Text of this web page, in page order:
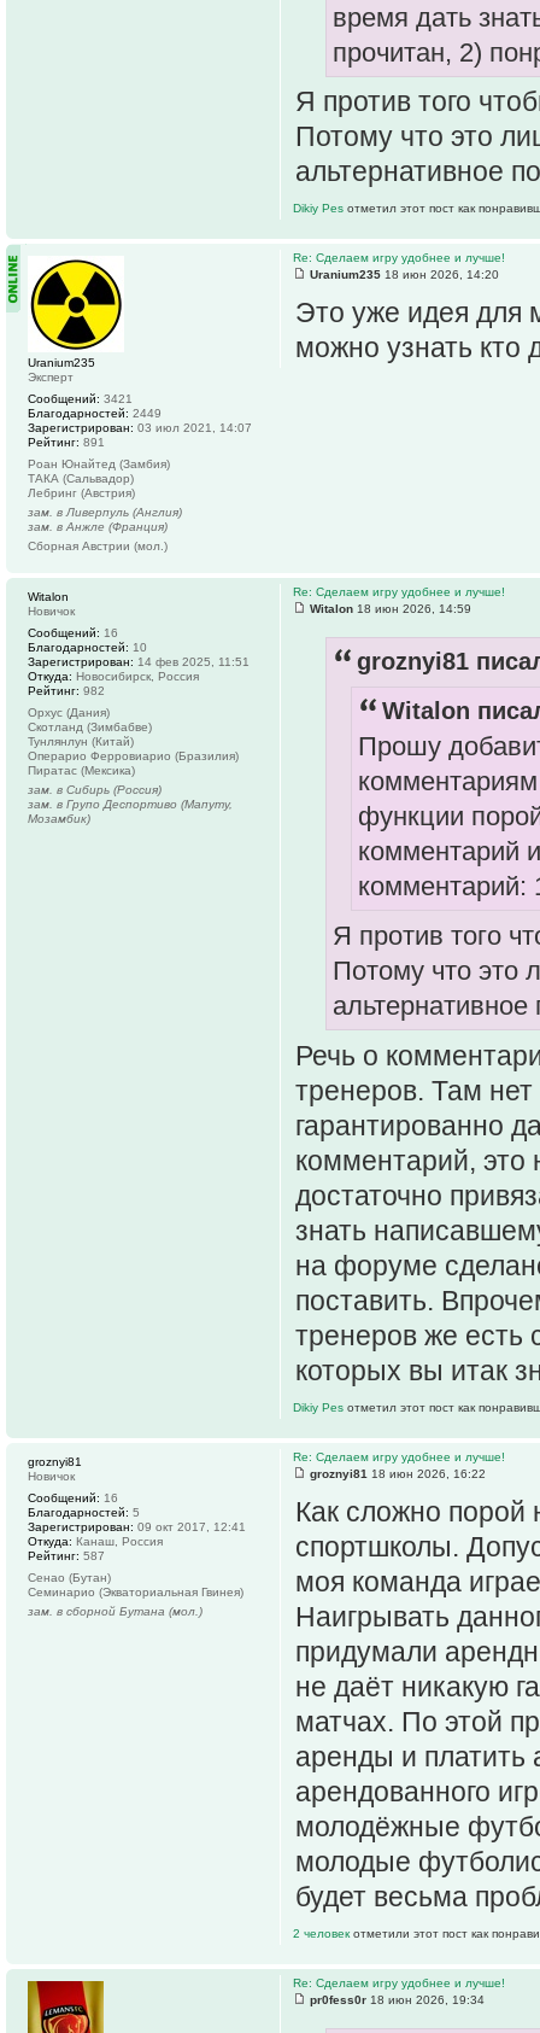
время дать
прочитан, 2)
Я против того
Потому что это
альтернативное
Dikiy Pes отметил этот пост как
Re: Сделаем игру удобнее и лучше!
Uranium235 18 июн 2026, 14:20
Это уже идея для
можно узнать кто
Uranium235
Эксперт
Сообщений: 3421
Благодарностей: 2449
Зарегистрирован: 03 июл 2021, 14:07
Рейтинг: 891
Роан Юнайтед (Замбия)
ТАКА (Сальвадор)
Лебринг (Австрия)
зам. в Ливерпуль (Англия)
зам. в Анжле (Франция)
Сборная Австрии (мол.)
Re: Сделаем игру удобнее и лучше!
Witalon 18 июн 2026, 14:59
groznyi81
Witalon
Прошу
функции
комментарий
комментарий:
Я против того
Потому что это
Речь о
тренеров. Там
гарантированно
комментарий, это
достаточно
знать
на форуме
поставить.
тренеров же есть
которых вы итак
Dikiy Pes отметил этот пост как
Witalon
Новичок
Сообщений: 16
Благодарностей: 10
Зарегистрирован: 14 фев 2025, 11:51
Откуда: Новосибирск, Россия
Рейтинг: 982
Орхус (Дания)
Скотланд (Зимбабве)
Тунлянлун (Китай)
Операрио Ферровиарио (Бразилия)
Пиратас (Мексика)
зам. в Сибирь (Россия)
зам. в Групо Деспортиво (Мапуту,
Мозамбик)
Re: Сделаем игру удобнее и лучше!
groznyi81 18 июн 2026, 16:22
Как сложно
спортшколы.
моя команда
Наигрывать
придумали
не даёт никакую
матчах. По этой
аренды и платить
арендованного
молодёжные
молодые
будет весьма
2 человек отметили этот пост как
groznyi81
Новичок
Сообщений: 16
Благодарностей: 5
Зарегистрирован: 09 окт 2017, 12:41
Откуда: Канаш, Россия
Рейтинг: 587
Сенао (Бутан)
Семинарио (Экваториальная Гвинея)
зам. в сборной Бутана (мол.)
Re: Сделаем игру удобнее и лучше!
pr0fess0r 18 июн 2026, 19:34